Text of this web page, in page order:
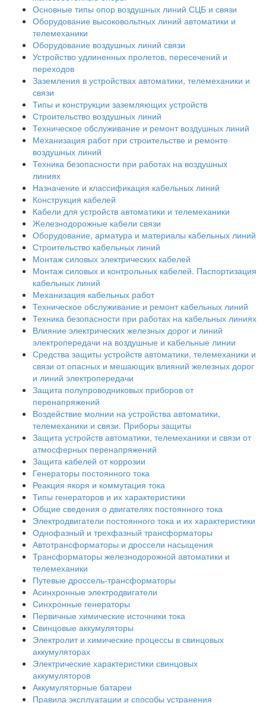
Основные типы опор воздушных линий СЦБ и связи
Оборудование высоковольтных линий автоматики и
телемеханики
Оборудование воздушных линий связи
Устройство удлиненных пролетов, пересечений и
переходов
Заземления в устройствах автоматики, телемеханики и
связи
Типы и конструкции заземляющих устройств
Строительство воздушных линий
Техническое обслуживание и ремонт воздушных линий
Механизация работ при строительстве и ремонте
воздушных линий
Техника безопасности при работах на воздушных
линиях
Назначение и классификация кабельных линий
Конструкция кабелей
Кабели для устройств автоматики и телемеханики
Железнодорожные кабели связи
Оборудование, арматура и материалы кабельных линий
Строительство кабельных линий
Монтаж силовых электрических кабелей
Монтаж силовых и контрольных кабелей. Паспортизация
кабельных линий
Механизация кабельных работ
Техническое обслуживание и ремонт кабельных линий
Техника безопасности при работах на кабельных линиях
Влияние электрических железных дорог и линий
электропередачи на воздушные и кабельные линии
Средства защиты устройств автоматики, телемеханики и
связи от опасных и мешающих влияний железных дорог
и линий электропередачи
Защита полупроводниковых приборов от
перенапряжений
Воздействие молнии на устройства автоматики,
телемеханики и связи. Приборы защиты
Защита устройств автоматики, телемеханики и связи от
атмосферных перенапряжений
Защита кабелей от коррозии
Генераторы постоянного тока
Реакция якоря и коммутация тока
Типы генераторов и их характеристики
Общие сведения о двигателях постоянного тока
Электродвигатели постоянного тока и их характеристики
Однофазный и трехфазный трансформаторы
Автотрансформаторы и дроссели насыщения
Трансформаторы железнодорожной автоматики и
телемеханики
Путевые дроссель-трансформаторы
Асинхронные электродвигатели
Синхронные генераторы
Первичные химические источники тока
Свинцовые аккумуляторы
Электролит и химические процессы в свинцовых
аккумуляторах
Электрические характеристики свинцовых
аккумуляторов
Аккумуляторные батареи
Правила эксплуатации и способы устранения